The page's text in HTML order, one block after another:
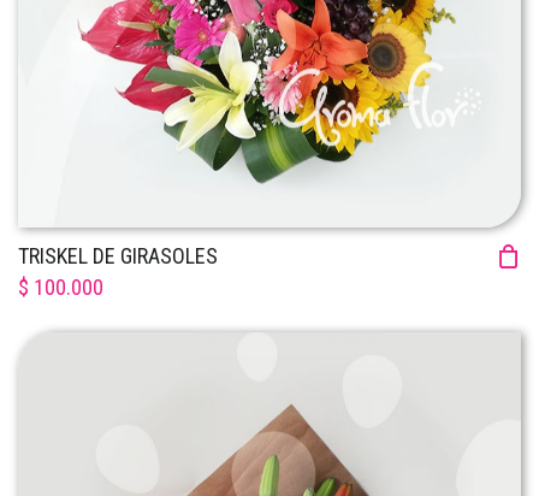
TRISKEL DE GIRASOLES
$ 100.000